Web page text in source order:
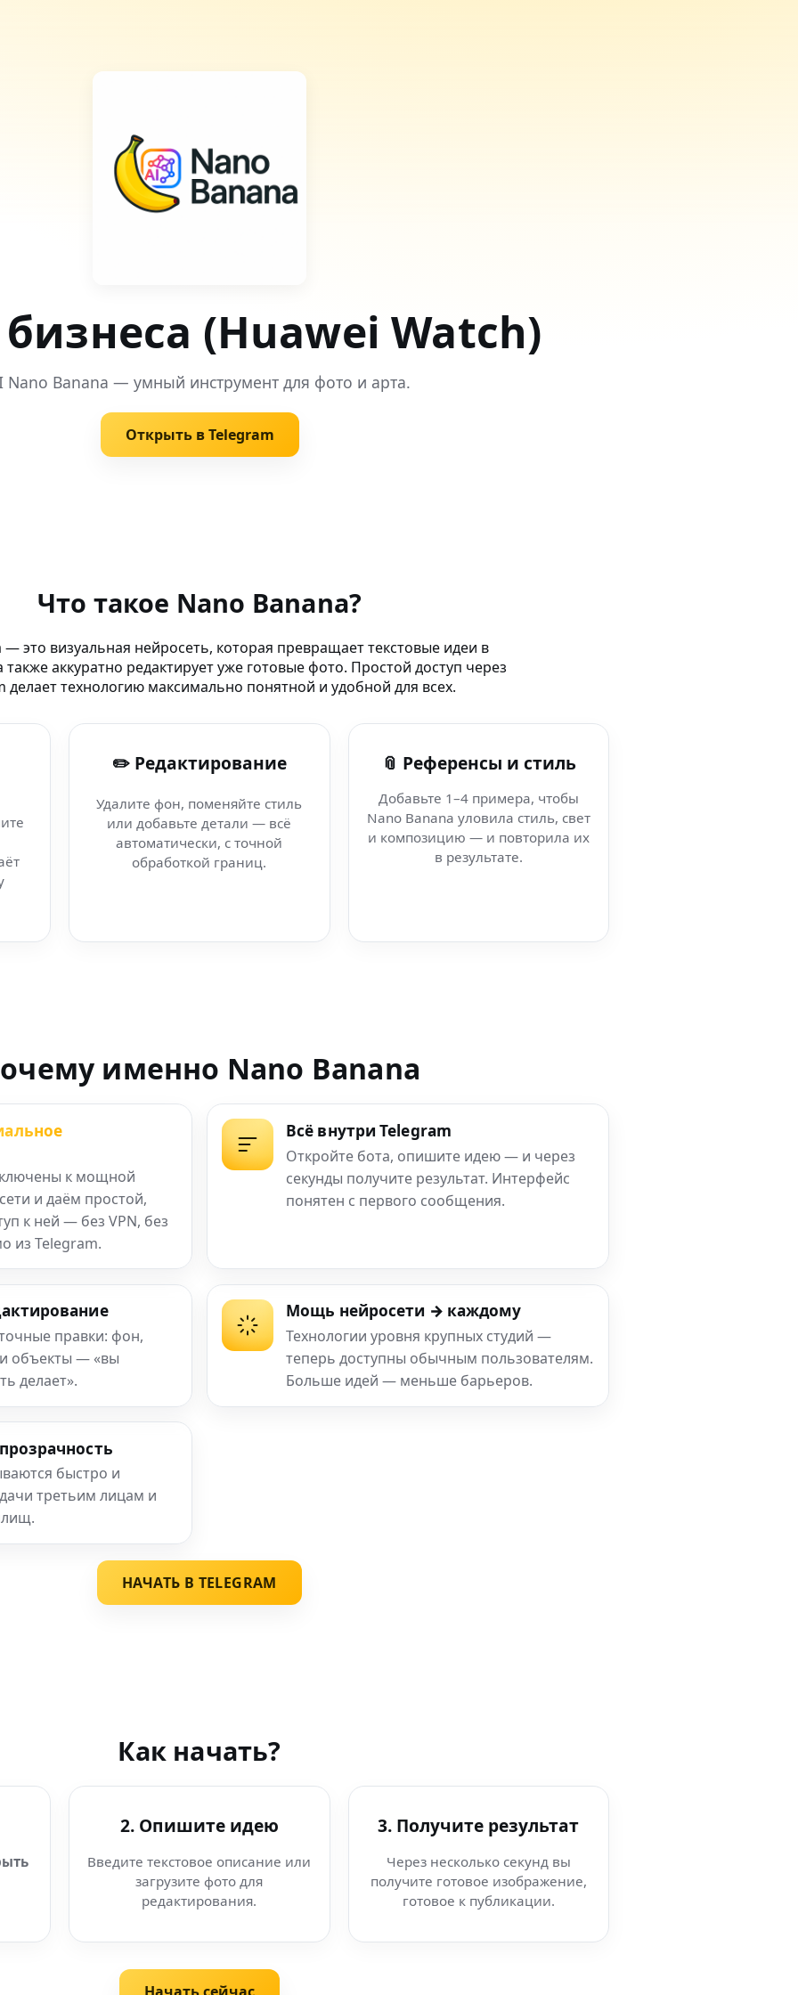
(Huawei Watch)
Nano Banana — умный инструмент для фото и арта.
Открыть в Telegram
AI
AI
Artsmart AI
и фото
Nano
сети
для AI
Что такое Nano Banana?
— это визуальная нейросеть, которая превращает текстовые идеи в
аккуратно редактирует уже готовые фото. Простой доступ через
делает технологию максимально понятной и удобной для всех.
✏️ Редактирование
Удалите фон, поменяйте стиль
или добавьте детали — всё
автоматически, с точной
обработкой границ.
📎 Референсы и стиль
Добавьте 1–4 примера, чтобы
Nano Banana уловила стиль, свет
и композицию — и повторила их
в результате.
именно Nano Banana
к мощной
и даём простой,
к ней — без VPN, без
из Telegram.
Всё внутри Telegram
Откройте бота, опишите идею — и через
секунды получите результат. Интерфейс
понятен с первого сообщения.
правки: фон,
объекты — «вы
делает».
Мощь нейросети → каждому
Технологии уровня крупных студий —
теперь доступны обычным пользователям.
Больше идей — меньше барьеров.
быстро и
третьим лицам и
НАЧАТЬ В TELEGRAM
Как начать?
2. Опишите идею
Введите текстовое описание или
загрузите фото для
редактирования.
3. Получите результат
Через несколько секунд вы
получите готовое изображение,
готовое к публикации.